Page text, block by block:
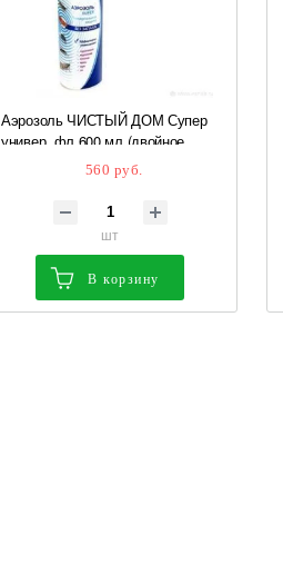
Аэрозоль ЧИСТЫЙ ДОМ Супер
универ. фл 600 мл (двойное
распыление) GB 1/24*
560 руб.
шт
В корзину